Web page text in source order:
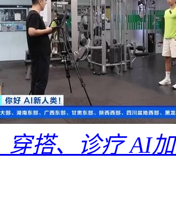
穿搭、诊疗 AI